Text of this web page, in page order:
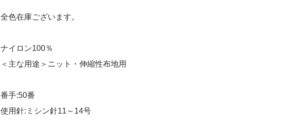
全色在庫ございます。
ナイロン100％
＜主な用途＞ニット・伸縮性布地用
番手:50番
使用針:ミシン針11～14号